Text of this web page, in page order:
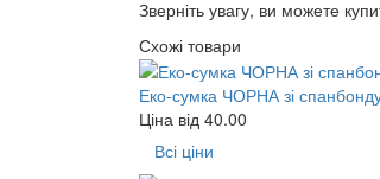
Зверніть увагу, ви можете
Схожі товари
Еко-сумка ЧОРНА зі
Ціна від 40.00
Всі ціни